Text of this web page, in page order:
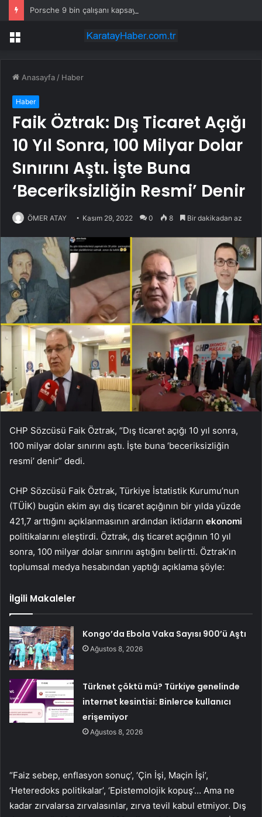
Porsche 9 bin çalışanı kapsayan küçülme planını onayladı
Menü
Anasayfa / Haber
Haber
Faik Öztrak: Dış Ticaret Açığı
10 Yıl Sonra, 100 Milyar Dolar
Sınırını Aştı. İşte Buna
‘Beceriksizliğin Resmi’ Denir
ÖMER ATAY Kasım 29, 2022 0 8 Bir dakikadan az
CHP Sözcüsü Faik Öztrak, “Dış ticaret açığı 10 yıl sonra,
100 milyar dolar sınırını aştı. İşte buna ‘beceriksizliğin
resmi’ denir” dedi.
CHP Sözcüsü Faik Öztrak, Türkiye İstatistik Kurumu’nun
(TÜİK) bugün ekim ayı dış ticaret açığının bir yılda yüzde
421,7 arttığını açıklanmasının ardından iktidarın ekonomi
politikalarını eleştirdi. Öztrak, dış ticaret açığının 10 yıl
sonra, 100 milyar dolar sınırını aştığını belirtti. Öztrak’ın
toplumsal medya hesabından yaptığı açıklama şöyle:
İlgili Makaleler
Kongo’da Ebola Vaka Sayısı 900’ü Aştı
Ağustos 8, 2026
Türknet çöktü mü? Türkiye genelinde
internet kesintisi: Binlerce kullanıcı
erişemiyor
Ağustos 8, 2026
“Faiz sebep, enflasyon sonuç’, ‘Çin İşi, Maçin İşi’,
‘Heteredoks politikalar’, ‘Epistemolojik kopuş’… Ama ne
kadar zırvalarsa zırvalasınlar, zırva tevil kabul etmiyor. Dış